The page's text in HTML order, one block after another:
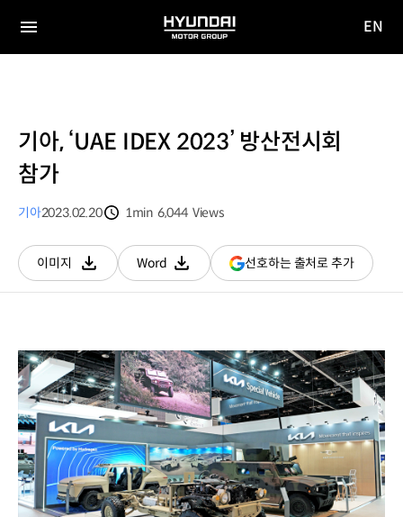
전체
HYUNDAI
MOTOR
EN
기아, ‘UAE IDEX 2023’ 방산전시회
참가
기아2023.02.20
1min 6,044 Views
이미지
다운로드
Word
다운로드
선호하는 출처로 추가(새
창